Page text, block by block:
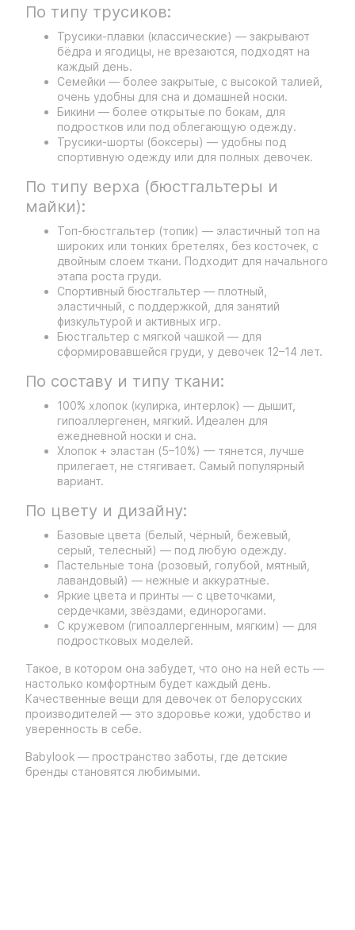
По типу трусиков:
Трусики-плавки (классические) — закрывают
бёдра и ягодицы, не врезаются, подходят на
каждый день.
Семейки — более закрытые, с высокой талией,
очень удобны для сна и домашней носки.
Бикини — более открытые по бокам, для
подростков или под облегающую одежду.
Трусики-шорты (боксеры) — удобны под
спортивную одежду или для полных девочек.
По типу верха (бюстгальтеры и
майки):
Топ-бюстгальтер (топик) — эластичный топ на
широких или тонких бретелях, без косточек, с
двойным слоем ткани. Подходит для начального
этапа роста груди.
Спортивный бюстгальтер — плотный,
эластичный, с поддержкой, для занятий
физкультурой и активных игр.
Бюстгальтер с мягкой чашкой — для
сформировавшейся груди, у девочек 12–14 лет.
По составу и типу ткани:
100% хлопок (кулирка, интерлок) — дышит,
гипоаллергенен, мягкий. Идеален для
ежедневной носки и сна.
Хлопок + эластан (5–10%) — тянется, лучше
прилегает, не стягивает. Самый популярный
вариант.
По цвету и дизайну:
Базовые цвета (белый, чёрный, бежевый,
серый, телесный) — под любую одежду.
Пастельные тона (розовый, голубой, мятный,
лавандовый) — нежные и аккуратные.
Яркие цвета и принты — с цветочками,
сердечками, звёздами, единорогами.
С кружевом (гипоаллергенным, мягким) — для
подростковых моделей.
Такое, в котором она забудет, что оно на ней есть —
настолько комфортным будет каждый день.
Качественные вещи для девочек от белорусских
производителей — это здоровье кожи, удобство и
уверенность в себе.
Babylook — пространство заботы, где детские
бренды становятся любимыми.